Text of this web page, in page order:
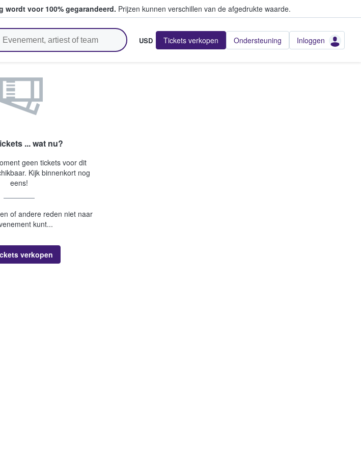
wordt voor 100% gegarandeerd. Prijzen kunnen verschillen van de afgedrukte waarde.
USD Tickets verkopen Ondersteuning Inloggen
... wat nu?
geen tickets voor dit
Kijk binnenkort nog
eens!
of andere reden niet naar
kunt...
verkopen